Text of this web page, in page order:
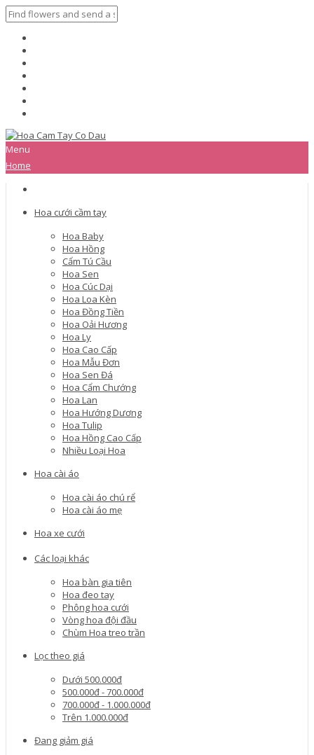
Menu
Home
Hoa cưới cầm tay
Hoa Baby
Hoa Hồng
Cẩm Tú Cầu
Hoa Sen
Hoa Cúc Dại
Hoa Loa Kèn
Hoa Đồng Tiền
Hoa Oải Hương
Hoa Ly
Hoa Cao Cấp
Hoa Mẫu Đơn
Hoa Sen Đá
Hoa Cẩm Chướng
Hoa Lan
Hoa Hướng Dương
Hoa Tulip
Hoa Hồng Cao Cấp
Nhiều Loại Hoa
Hoa cài áo
Hoa cài áo chú rể
Hoa cài áo mẹ
Hoa xe cưới
Các loại khác
Hoa bàn gia tiên
Hoa đeo tay
Phông hoa cưới
Vòng hoa đội đầu
Chùm Hoa treo trần
Lọc theo giá
Dưới 500.000đ
500.000đ - 700.000đ
700.000đ - 1.000.000đ
Trên 1.000.000đ
Đang giảm giá